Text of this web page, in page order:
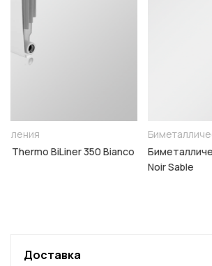
Биметаллические радиаторы
Биметаллический радиатор Royal
Доставка